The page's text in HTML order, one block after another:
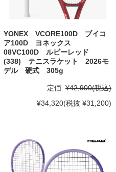
YONEX VCORE100D ブイコ
ア100D ヨネックス
08VC100D ルビーレッド
(338) テニスラケット 2026モ
デル 硬式 305g
定価: ¥42,900(税込)
¥34,320(税抜 ¥31,200)